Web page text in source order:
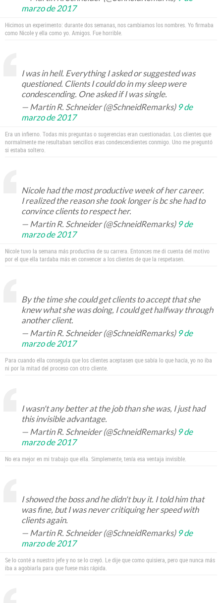
marzo de 2017
Hicimos un experimento: durante dos semanas, nos cambiamos los nombres. Yo firmaba
como Nicole y ella como yo. Amigos. Fue horrible.
I was in hell. Everything I asked or suggested was
questioned. Clients I could do in my sleep were
condescending. One asked if I was single.
— Martin R. Schneider (@SchneidRemarks) 9 de
marzo de 2017
Era un infierno. Todas mis preguntas o sugerencias eran cuestionadas. Los clientes que
normalmente me resultaban sencillos eras condescendientes conmigo. Uno me preguntó
si estaba soltero.
Nicole had the most productive week of her career.
I realized the reason she took longer is bc she had to
convince clients to respect her.
— Martin R. Schneider (@SchneidRemarks) 9 de
marzo de 2017
Nicole tuvo la semana más productiva de su carrera. Entonces me di cuenta del motivo
por el que ella tardaba más en convencer a los clientes de que la respetasen.
By the time she could get clients to accept that she
knew what she was doing, I could get halfway through
another client.
— Martin R. Schneider (@SchneidRemarks) 9 de
marzo de 2017
Para cuando ella conseguía que los clientes aceptasen que sabía lo que hacía, yo no iba
ni por la mitad del proceso con otro cliente.
I wasn't any better at the job than she was, I just had
this invisible advantage.
— Martin R. Schneider (@SchneidRemarks) 9 de
marzo de 2017
No era mejor en mi trabajo que ella. Simplemente, tenía esa ventaja invisible.
I showed the boss and he didn't buy it. I told him that
was fine, but I was never critiquing her speed with
clients again.
— Martin R. Schneider (@SchneidRemarks) 9 de
marzo de 2017
Se lo conté a nuestro jefe y no se lo creyó. Le dije que como quisiera, pero que nunca más
iba a agobiarla para que fuese más rápida.